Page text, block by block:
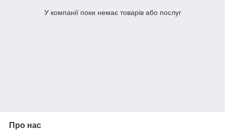
У компанії поки немає товарів або послуг
Про нас